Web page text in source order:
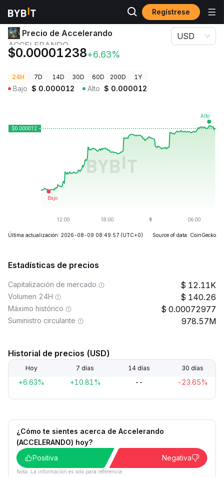
Regístrese
Precios de Criptomonedas Precio de Accelerando ACCELERANDO
Precio de Accelerando
ACCELERANDO
$0.00001238+6.63%
USD
24H 7D 14D 30D 60D 200D 1Y
Bajo $ 0.000012 Alto $ 0.000012
Última actualización: 2026-08-09 08:49:57 (UTC+0) Source of data: CoinGecko
Estadísticas de precios
Capitalización de mercado 12.11K
Volumen 24H 140.26
Máximo histórico 0.00072977
Suministro circulante 978.57M
Historial de precios (USD)
Hoy 7 días 14 días 30 días
+6.63% +10.81% -- -23.65%
¿Cómo te sientes acerca de Accelerando
(ACCELERANDO) hoy?
Positiva
Negativa
Nota: La información es solo para referencia.